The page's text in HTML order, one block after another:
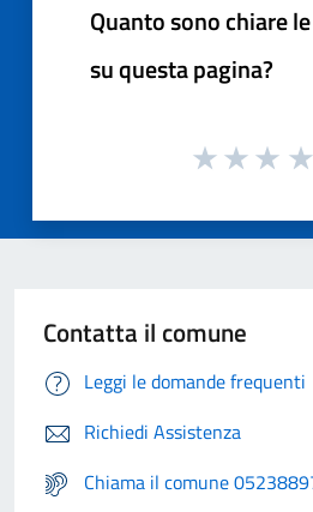
Quanto sono chiare
su questa pagina?
Contatta il comune
Leggi le domande frequenti
Richiedi Assistenza
Chiama il comune